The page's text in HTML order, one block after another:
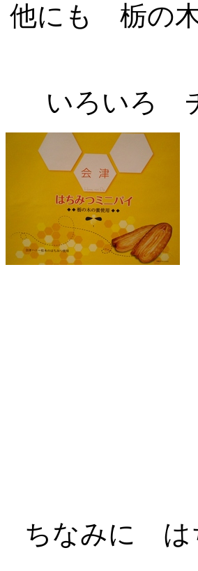
他にも 栃の
いろいろ
ちなみに は